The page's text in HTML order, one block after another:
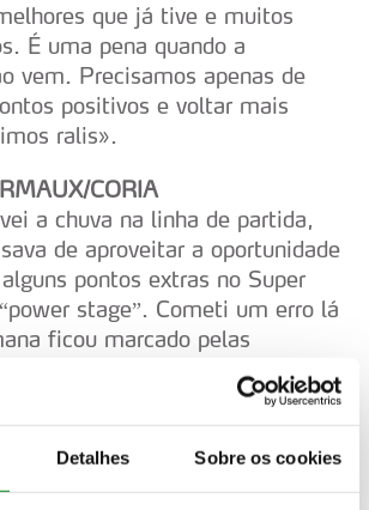
Detalhes Sobre os cookies
que já tive e muitos
É uma pena quando a
vem. Precisamos apenas de
positivos e voltar mais
ralis».
CORIA
a chuva na linha de partida,
de aproveitar a oportunidade
pontos extras no Super
stage”. Cometi um erro lá
ficou marcado pelas
ficar satisfeitos por
LANDAIS